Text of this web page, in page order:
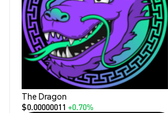
The Dragon
$0.00000011 +0.70%